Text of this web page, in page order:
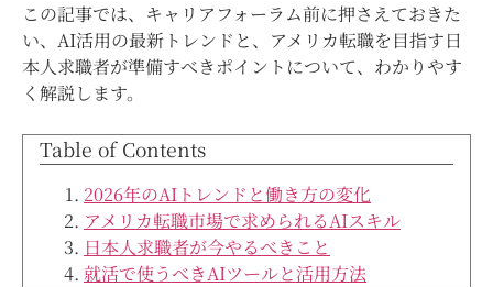
この記事では、キャリアフォーラム前に押さえておきた
い、AI活用の最新トレンドと、アメリカ転職を目指す日
本人求職者が準備すべきポイントについて、わかりやす
く解説します。
Table of Contents
2026年のAIトレンドと働き方の変化
アメリカ転職市場で求められるAIスキル
日本人求職者が今やるべきこと
就活で使うべきAIツールと活用方法